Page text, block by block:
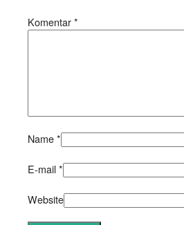
Komentar*
Name*
E-mail*
Website